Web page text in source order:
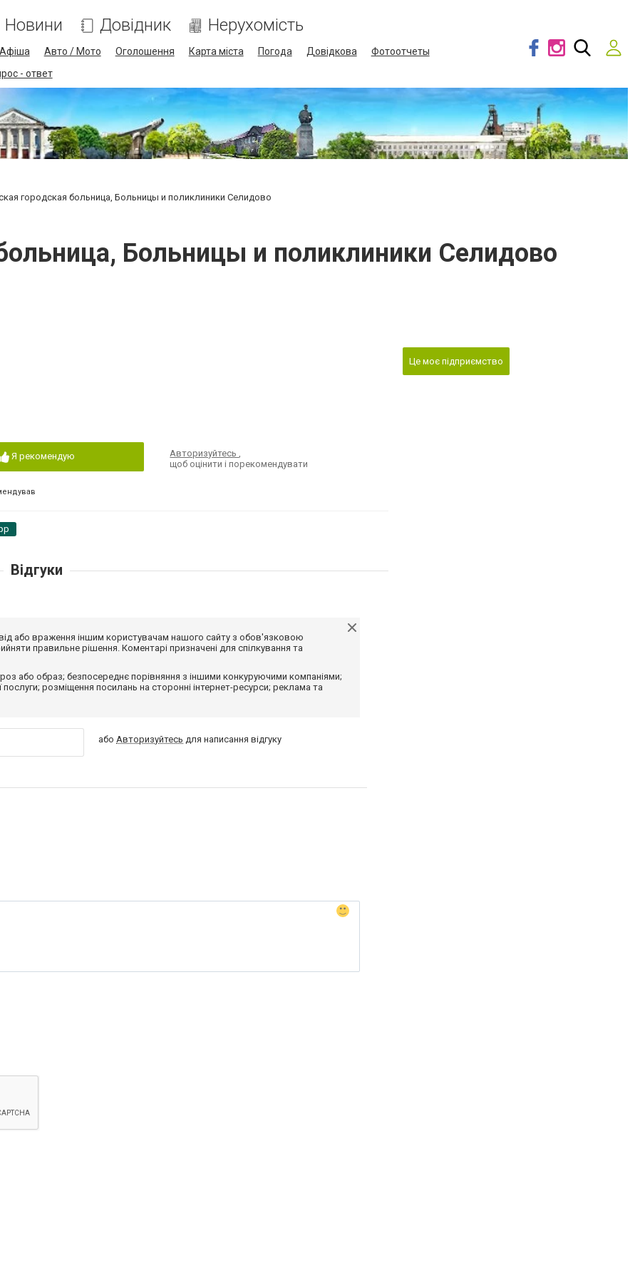
Новини Довідник Нерухомість
Афіша Авто / Мото Оголошення Карта міста Погода Довідкова
Фотоотчеты
- ответ
городская больница, Больницы и поликлиники Селидово
Больницы и поликлиники Селидово
Я рекомендую Авторизуйтесь,
щоб оцінити і порекомендувати
Це моє підприємство
Відгуки
або враження іншим користувачам нашого сайту з обов'язковою
правильне рішення. Коментарі призначені для спілкування та
або образ; безпосереднє порівняння з іншими конкуруючими компаніями;
послуги; розміщення посилань на сторонні інтернет-ресурси; реклама та
абоАвторизуйтесь для написання відгуку